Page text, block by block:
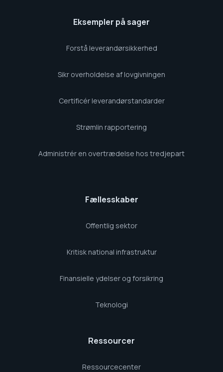
Eksempler på sager
Forstå leverandørsikkerhed
Sikr overholdelse af lovgivningen
Certificér leverandørstandarder
Strømlin rapportering
Administrér en overtrædelse hos tredjepart
Fællesskaber
Offentlig sektor
Kritisk national infrastruktur
Finansielle ydelser og forsikring
Teknologi
Ressourcer
Ressourcecenter